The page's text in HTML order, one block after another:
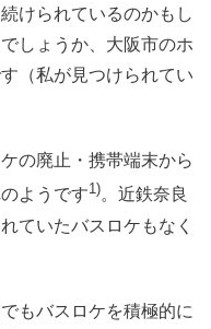
けられているのかもし
しょうか、大阪市のホ
（私が見つけられてい
の廃止・携帯端末から
ようです1)。近鉄奈良
ていたバスロケもなく
もバスロケを積極的に